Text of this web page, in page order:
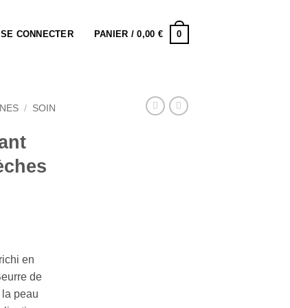
SE CONNECTER PANIER /0,00 € 0
/ SOIN
en
de
peau